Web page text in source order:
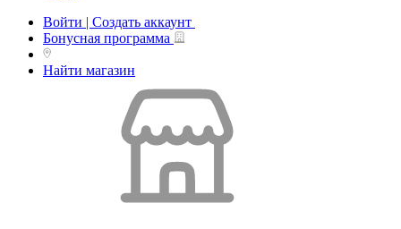
Войти | Создать аккаунт
Бонусная программа
Найти магазин